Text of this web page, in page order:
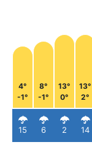
4°
-1°
15
8°
-1°
6
13°
0°
2
13°
2°
14